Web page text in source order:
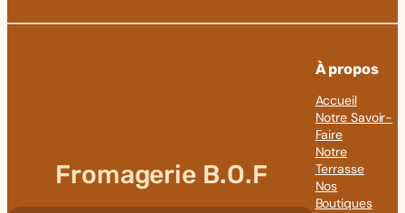
Fromagerie B.O.F
À propos
Accueil
Notre Savoir-
Faire
Notre
Terrasse
Nos
Boutiques